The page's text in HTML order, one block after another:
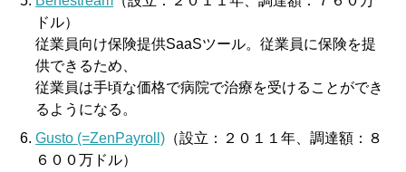
ドル）
従業員向け保険提供SaaSツール。従業員に保険を提
供できるため、
従業員は手頃な価格で病院で治療を受けることができ
るようになる。
Gusto (=ZenPayroll) （設立：２０１１年、調達額：８
６００万ドル）